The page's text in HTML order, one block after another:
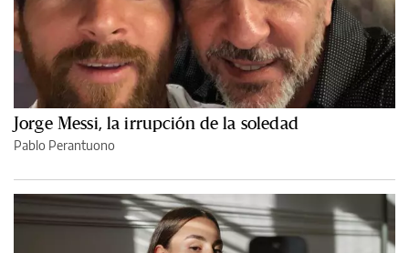
Jorge Messi, la irrupción de la soledad
Pablo Perantuono